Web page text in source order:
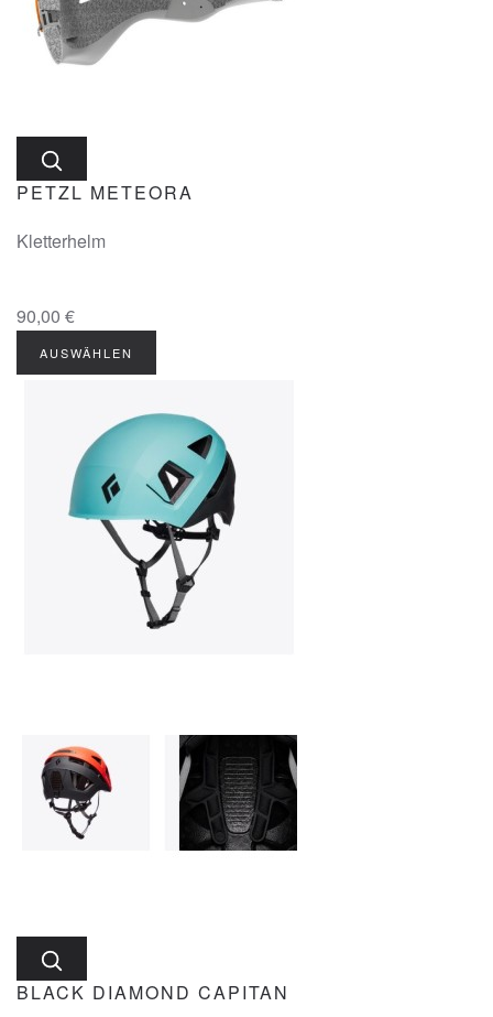
PETZL METEORA
Kletterhelm
90,00 €
AUSWÄHLEN
BLACK DIAMOND CAPITAN